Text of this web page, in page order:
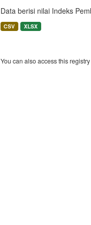
Data berisi nilai Indeks
CSV XLSX
You can also access this